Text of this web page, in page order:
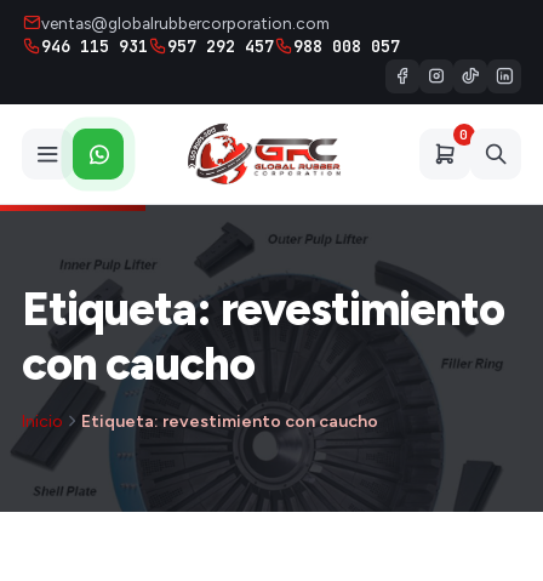
ventas@globalrubbercorporation.com
946 115 931 957 292 457 988 008 057
0
Etiqueta: revestimiento
con caucho
Inicio Etiqueta: revestimiento con caucho